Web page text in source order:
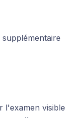
l'examen visible